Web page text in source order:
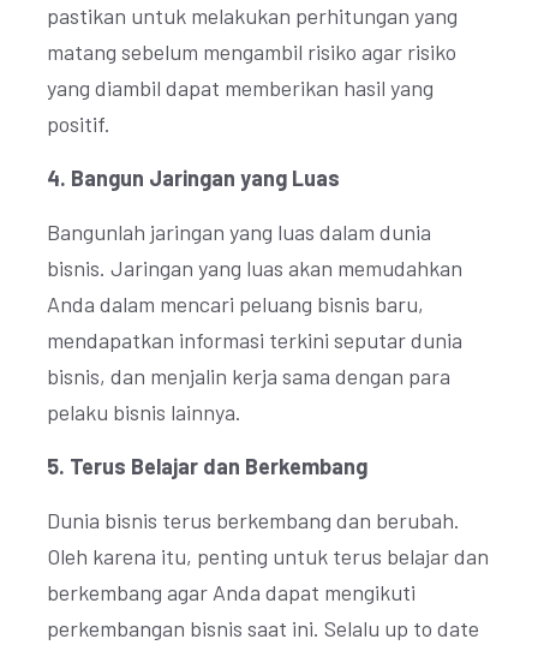
pastikan untuk melakukan perhitungan yang
matang sebelum mengambil risiko agar risiko
yang diambil dapat memberikan hasil yang
positif.
4. Bangun Jaringan yang Luas
Bangunlah jaringan yang luas dalam dunia
bisnis. Jaringan yang luas akan memudahkan
Anda dalam mencari peluang bisnis baru,
mendapatkan informasi terkini seputar dunia
bisnis, dan menjalin kerja sama dengan para
pelaku bisnis lainnya.
5. Terus Belajar dan Berkembang
Dunia bisnis terus berkembang dan berubah.
Oleh karena itu, penting untuk terus belajar dan
berkembang agar Anda dapat mengikuti
perkembangan bisnis saat ini. Selalu up to date